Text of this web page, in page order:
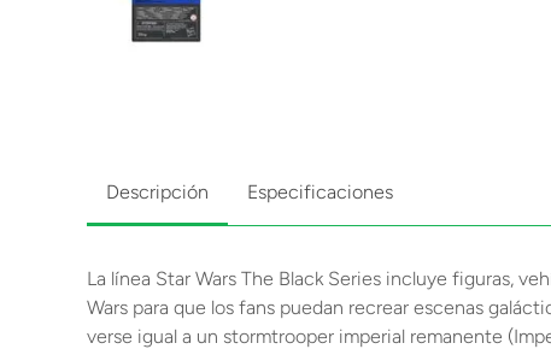
Descripción Especificaciones
La línea Star Wars The Black Series incluye figuras,
Wars para que los fans puedan recrear escenas
verse igual a un stormtrooper imperial remanente